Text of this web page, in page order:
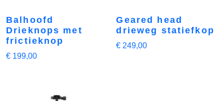
Balhoofd
Drieknops met
frictieknop
€ 199,00
Geared head
drieweg statiefkop
€ 249,00